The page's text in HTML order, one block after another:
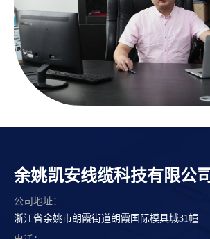
余姚凯安线缆科技有限公司
公司地址：
浙江省余姚市朗霞街道朗霞国际模具城31幢